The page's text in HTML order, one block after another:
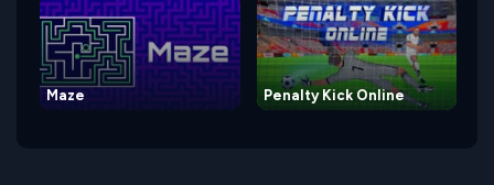
Maze Penalty Kick Online